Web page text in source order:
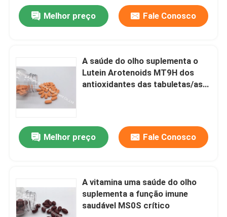
Casa
Sobre nós
Melhor preço Fale Conosco
A saúde do olho suplementa o
Lutein Arotenoids MT9H dos
antioxidantes das tabuletas/as
Melhor preço Fale Conosco
A vitamina uma saúde do olho
suplementa a função imune
saudável MS0S crítico